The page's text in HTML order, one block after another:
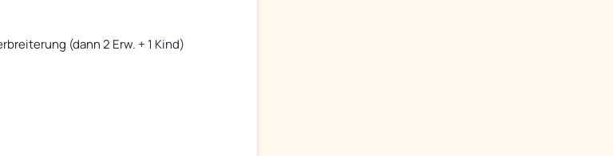
(dann 2 Erw. + 1 Kind)